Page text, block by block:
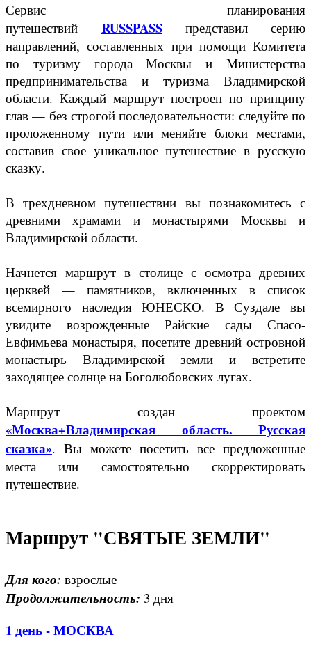
Сервис планирования
путешествий RUSSPASSпредставил серию
направлений, составленных при помощи Комитета
по туризму города Москвы и Министерства
предпринимательства и туризма Владимирской
области. Каждый маршрут построен по принципу
глав — без строгой последовательности: следуйте по
проложенному пути или меняйте блоки местами,
составив свое уникальное путешествие в русскую
сказку.
В трехдневном путешествии вы познакомитесь с
древними храмами и монастырями Москвы и
Владимирской области.
Начнется маршрут в столице с осмотра древних
церквей — памятников, включенных в список
всемирного наследия ЮНЕСКО. В Суздале вы
увидите возрожденные Райские сады Спасо-
Евфимьева монастыря, посетите древний островной
монастырь Владимирской земли и встретите
заходящее солнце на Боголюбовских лугах.
Маршрут создан проектом
«Москва+Владимирская область. Русская
сказка». Вы можете посетить все предложенные
места или самостоятельно скорректировать
путешествие.
Маршрут "СВЯТЫЕ ЗЕМЛИ"
Для кого: взрослые
Продолжительность: 3 дня
1 день - МОСКВА